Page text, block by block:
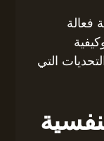
فعالة
التي